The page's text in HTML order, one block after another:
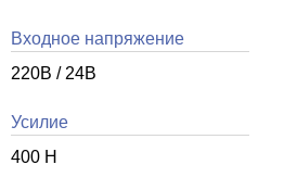
Входное напряжение
220В / 24В
Усилие
400 H